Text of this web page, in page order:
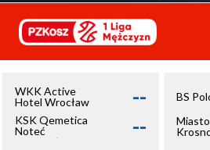
WKK Active
Hotel Wrocław
--
KSK Qemetica
Noteć
Inowrocław
--
BS
Miasto